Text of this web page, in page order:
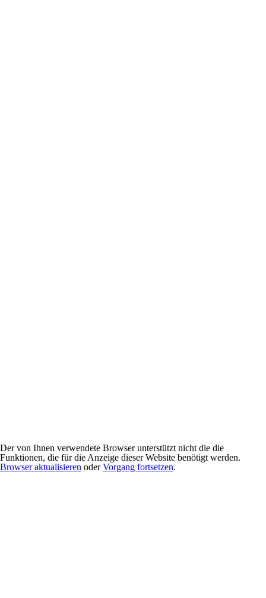
Der von Ihnen verwendete Browser unterstützt nicht die die
Funktionen, die für die Anzeige dieser Website benötigt werden.
Browser aktualisieren oderVorgang fortsetzen.